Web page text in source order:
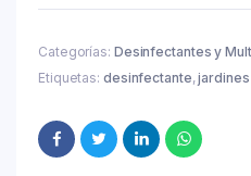
Categorías: Desinfectantes y
Etiquetas: desinfectante,